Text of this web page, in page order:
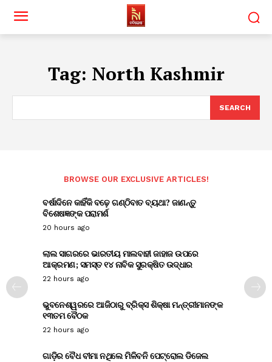
Tag: North Kashmir
SEARCH
BROWSE OUR EXCLUSIVE ARTICLES!
ବର୍ଷାଦିନେ କାହିଁକି ବଢ଼େ ଗଣ୍ଠିବାତ ବ୍ୟଥା? ଜାଣନ୍ତୁ
ବିଶେଷଜ୍ଞଙ୍କ ପରାମର୍ଶ
20 hours ago
ଲାଲ ସାଗରରେ ଭାରତୀୟ ମାଲବାହୀ ଜାହାଜ ଉପରେ
ଆକ୍ରମଣ; ସମସ୍ତ ୧୪ ନାବିକ ସୁରକ୍ଷିତ ଉଦ୍ଧାର
22 hours ago
ଭୁବନେଶ୍ୱରରେ ଆଜିଠାରୁ ବ୍ରିକ୍ସ ଶିକ୍ଷା ମନ୍ତ୍ରୀମାନଙ୍କ
୧୩ତମ ବୈଠକ
22 hours ago
ଗାଡ଼ିର ବୈଧ ବୀମା ନଥିଲେ ମିଳିବନି ପେଟ୍ରୋଲ ଡିଜେଲ